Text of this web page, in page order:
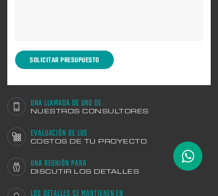
UNA LLAMADA DE UNO DE
NUESTROS CONSULTORES
EVALUACIÓN DE LOS
COSTOS DE TU PROYECTO
UNA REUNIÓN PARA
DISCUTIR LOS DETALLES